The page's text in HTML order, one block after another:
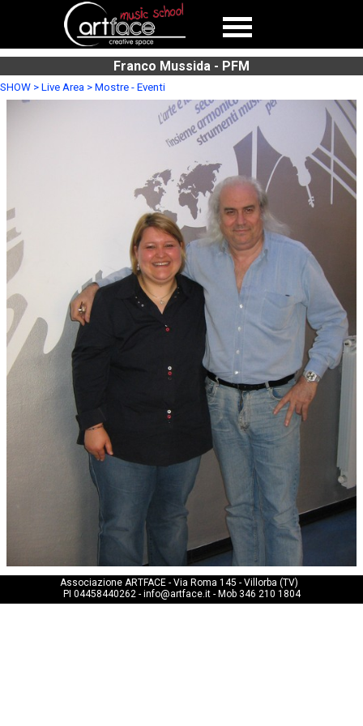
Franco Mussida - PFM
SHOW > Live Area > Mostre - Eventi
Associazione ARTFACE - Via Roma 145 - Villorba (TV)
PI 04458440262 - info@artface.it - Mob 346 210 1804